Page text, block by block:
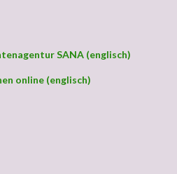
SANA (englisch)
online (englisch)